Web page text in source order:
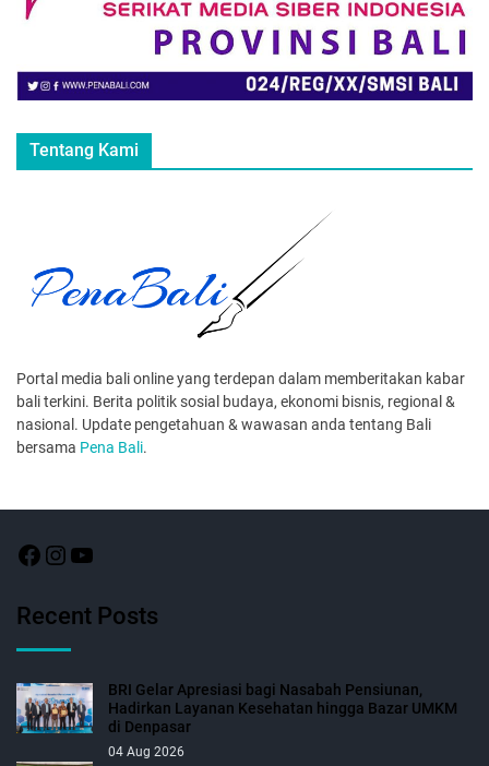
Tentang Kami
Portal media bali online yang terdepan dalam memberitakan kabar
bali terkini. Berita politik sosial budaya, ekonomi bisnis, regional &
nasional. Update pengetahuan & wawasan anda tentang Bali
bersama Pena Bali.
Recent Posts
BRI Gelar Apresiasi bagi Nasabah Pensiunan,
Hadirkan Layanan Kesehatan hingga Bazar UMKM
di Denpasar
04 Aug 2026